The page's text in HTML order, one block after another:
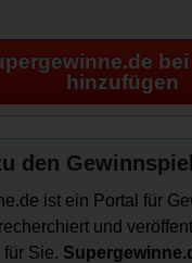
hinzufügen
den
ist ein Portal für
und
Sie.